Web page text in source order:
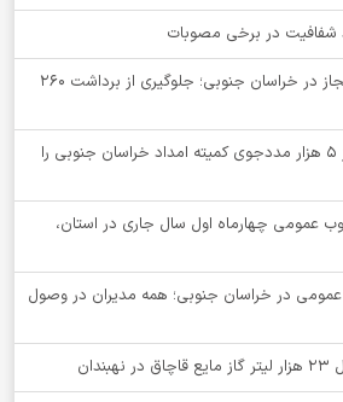
شفافیت در برخی مصوبات
انسداد ۳۴ حلقه چاه غیرمجاز در خراسان جنوبی؛ جلوگیری از برداشت ۲۶۰
«کیمیاگران»، بینایی بیش از ۵ هزار مددجوی کمیته امداد خراسان جنوبی را
عمومی چهارماه اول سال جاری در استان،
عمومی در خراسان جنوبی؛ همه مدیران در وصول